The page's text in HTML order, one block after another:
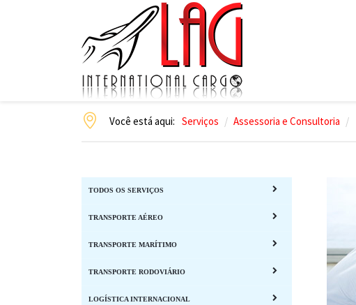
Você está aqui: Serviços Assessoria e Consultoria
TODOS OS SERVIÇOS
TRANSPORTE AÉREO
TRANSPORTE MARÍTIMO
TRANSPORTE RODOVIÁRIO
LOGÍSTICA INTERNACIONAL